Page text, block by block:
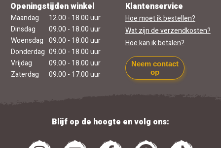
Openingstijden winkel
Maandag
12.00 - 18.00 uur
Dinsdag
09.00 - 18.00 uur
Woensdag 09.00 - 18.00 uur
Donderdag 09.00 - 18.00 uur
Vrijdag
09.00 - 18.00 uur
Zaterdag
09.00 - 17.00 uur
Klantenservice
Hoe moet ik bestellen?
Wat zijn de verzendkosten?
Hoe kan ik betalen?
Neem contact
op
Blijf op de hoogte en volg ons: